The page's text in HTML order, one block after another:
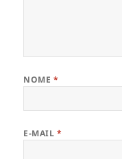
NOME *
E-MAIL *